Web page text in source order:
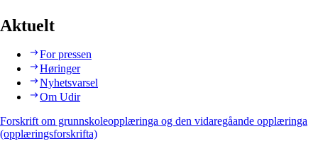
Aktuelt
For pressen
Høringer
Nyhetsvarsel
Om Udir
Forskrift om grunnskoleopplæringa og den vidaregåande opplæringa
(opplæringsforskrifta)